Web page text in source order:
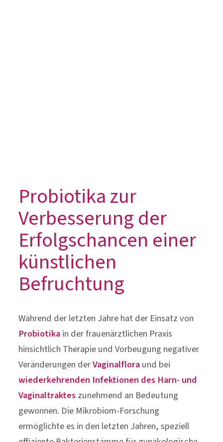
Befruchtung
Während der letzten Jahre hat der Einsatz von
Probiotikain der frauenärztlichen Praxis
hinsichtlich Therapie und Vorbeugung negativer
Veränderungen derVaginalflora
wiederkehrenden Infektionen des Harn- und
Vaginaltrakteszunehmend an Bedeutung
gewonnen. Die Mikrobiom-Forschung
ermöglichte es in den letzten Jahren, speziell
effiziente Bakterienstämme für gynäkologische
Erkrankungen zu finden. Man konnte klar
nachweisen, dass die optimale
Darreichungsform die oraleEinnahme von
probiotischen Bakterienist, da dies den
natürlichen Weg der Besiedelung der Vagina mit